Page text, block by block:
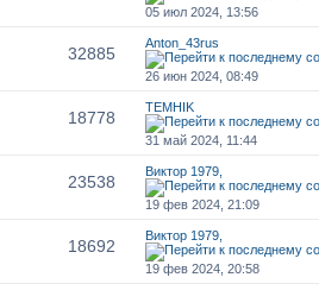
05 июл 2024, 13:56
32885
Anton_43rus
26 июн 2024, 08:49
18778
TEMHIK
31 май 2024, 11:44
23538
Виктор 1979,
19 фев 2024, 21:09
18692
Виктор 1979,
19 фев 2024, 20:58